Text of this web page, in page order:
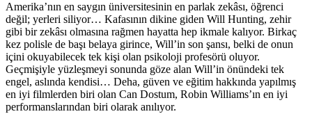
Amerika’nın en saygın üniversitesinin en parlak zekâsı, öğrenci
değil; yerleri siliyor… Kafasının dikine giden Will Hunting, zehir
gibi bir zekâsı olmasına rağmen hayatta hep ikmale kalıyor. Birkaç
kez polisle de başı belaya girince, Will’in son şansı, belki de onun
içini okuyabilecek tek kişi olan psikoloji profesörü oluyor.
Geçmişiyle yüzleşmeyi sonunda göze alan Will’in önündeki tek
engel, aslında kendisi… Deha, güven ve eğitim hakkında yapılmış
en iyi filmlerden biri olan Can Dostum, Robin Williams’ın en iyi
performanslarından biri olarak anılıyor.